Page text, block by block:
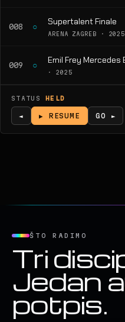
008 ○ Supertalent Finale
ARENA ZAGREB · 2025
009 ○ Emil Frey Mercedes
· 2025
STATUS HELD
◄ ▶ RESUME GO ►
ŠTO RADIMO
Tri
Jedan
potpis.